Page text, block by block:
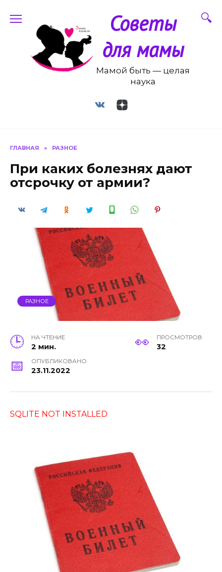
содержанию
Советы
для мамы
Мамой быть — целая
наука
ГЛАВНАЯ » РАЗНОЕ
При каких болезнях дают
отсрочку от армии?
РАЗНОЕ
НА ЧТЕНИЕ
2 мин.
ПРОСМОТРОВ
32
ОПУБЛИКОВАНО
23.11.2022
SQLITE NOT INSTALLED